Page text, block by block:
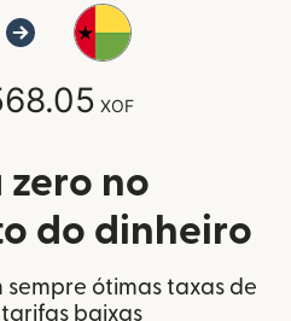
XOF
zero no
do dinheiro
sempre ótimas taxas de
baixas